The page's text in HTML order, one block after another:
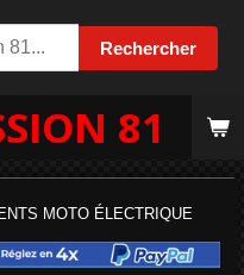
Rechercher
81
MOTO ÉLECTRIQUE